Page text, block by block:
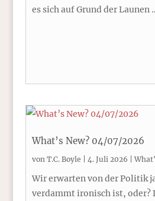
es sich auf Grund der Launen
What’s New? 04/07/2026
von T.C. Boyle 4. Juli 2026 |
Wir erwarten von der Politik
verdammt ironisch ist, oder?